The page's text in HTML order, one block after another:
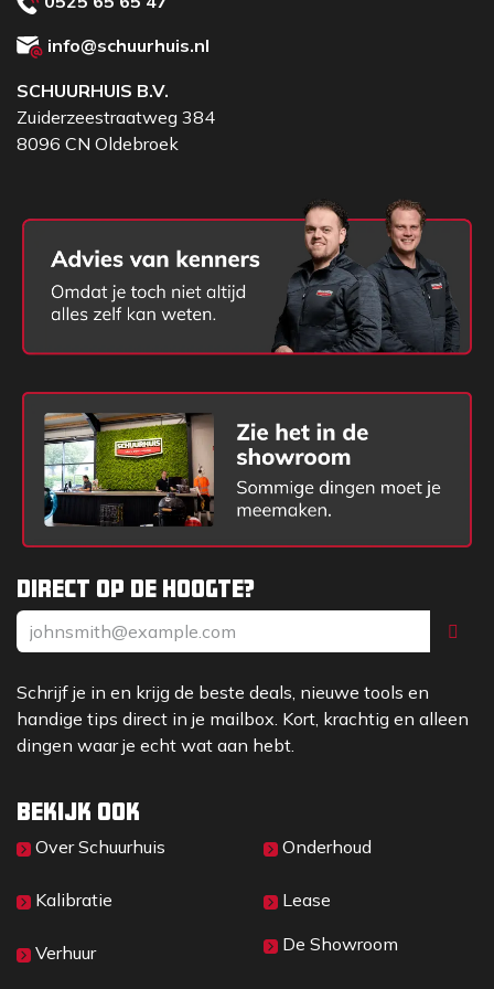
buispaal in combinatie met een grondpot voor
baakvoeten.
Direct op de hoogte?
Schrijf je in en krijg de beste deals, nieuwe tools en
handige tips direct in je mailbox. Kort, krachtig en alleen
dingen waar je echt wat aan hebt.
Bekijk ook
Over Sc​huurhuis
Kalibratie
Verhuur
Onderhoud
Lease
De Showroom
info@schuurhuis.nl
SCHUURHUIS B.V.
Zuiderzeestraatweg 384
8096 CN Oldebroek